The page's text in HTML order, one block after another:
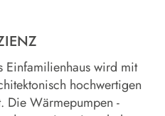
Einfamilienhaus wird mit
hochwertigen
Die Wärmepumpen -